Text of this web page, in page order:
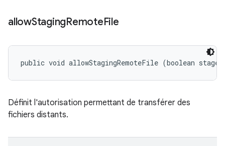
allowStagingRemoteFile
public void allowStagingRemoteFile (boolean
Définit l'autorisation permettant de transférer des
fichiers distants.